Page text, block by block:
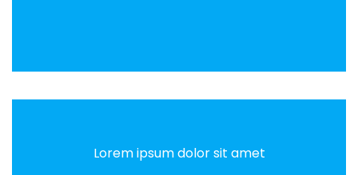
Lorem ipsum dolor sit amet